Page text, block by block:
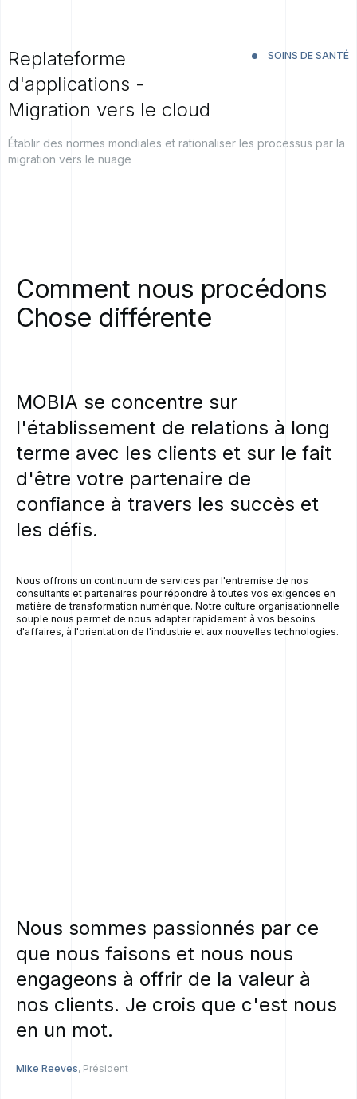
Replateforme
d'applications -
Migration vers le cloud
SOINS DE SANTÉ
Établir des normes mondiales et rationaliser les processus par la
migration vers le nuage
Comment nous procédons
Chose différente
MOBIA se concentre sur
l'établissement de relations à long
terme avec les clients et sur le fait
d'être votre partenaire de
confiance à travers les succès et
les défis.
Nous offrons un continuum de services par l'entremise de nos
consultants et partenaires pour répondre à toutes vos exigences en
matière de transformation numérique. Notre culture organisationnelle
souple nous permet de nous adapter rapidement à vos besoins
d'affaires, à l'orientation de l'industrie et aux nouvelles technologies.
Nous sommes passionnés par ce
que nous faisons et nous nous
engageons à offrir de la valeur à
nos clients. Je crois que c'est nous
en un mot.
Mike Reeves, Président